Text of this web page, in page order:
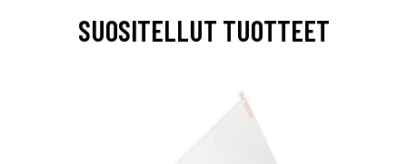
SUOSITELLUT TUOTTEET